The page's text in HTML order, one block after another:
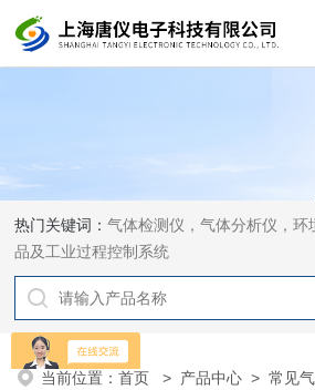
热门关键词：气体检测仪，气体分析仪，环
品及工业过程控制系统
当前位置：首页 > 产品中心 >常见